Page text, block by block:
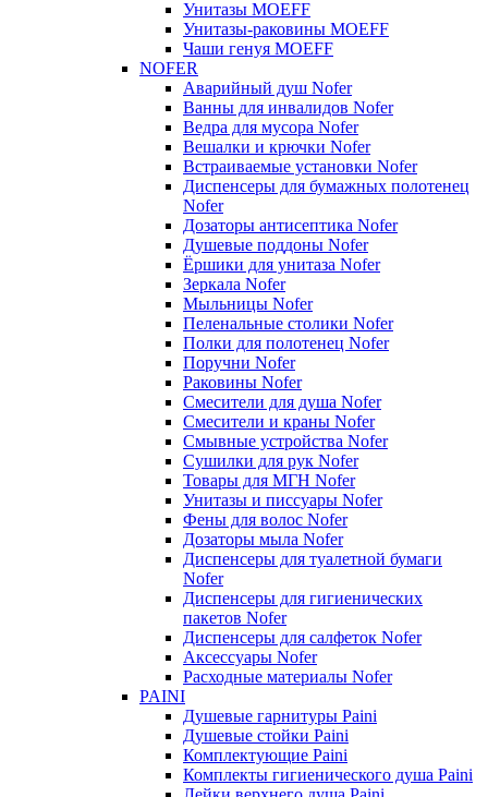
Унитазы MOEFF
Унитазы-раковины MOEFF
Чаши генуя MOEFF
NOFER
Аварийный душ Nofer
Ванны для инвалидов Nofer
Ведра для мусора Nofer
Вешалки и крючки Nofer
Встраиваемые установки Nofer
Диспенсеры для бумажных полотенец
Nofer
Дозаторы антисептика Nofer
Душевые поддоны Nofer
Ёршики для унитаза Nofer
Зеркала Nofer
Мыльницы Nofer
Пеленальные столики Nofer
Полки для полотенец Nofer
Поручни Nofer
Раковины Nofer
Смесители для душа Nofer
Смесители и краны Nofer
Смывные устройства Nofer
Сушилки для рук Nofer
Товары для МГН Nofer
Унитазы и писсуары Nofer
Фены для волос Nofer
Дозаторы мыла Nofer
Диспенсеры для туалетной бумаги
Nofer
Диспенсеры для гигиенических
пакетов Nofer
Диспенсеры для салфеток Nofer
Аксессуары Nofer
Расходные материалы Nofer
PAINI
Душевые гарнитуры Paini
Душевые стойки Paini
Комплектующие Paini
Комплекты гигиенического душа Paini